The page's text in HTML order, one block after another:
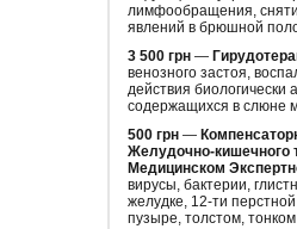
лимфообращения,
явлений в брюшной
3 500 грн —
венозного застоя,
действия биологически
содержащихся в слюне
500 грн —
Желудочно-кишечного
Медицинском
вирусы, бактерии,
желудке, 12-ти
пузыре, толстом,